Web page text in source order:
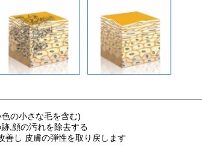
の小さな毛を含む)
,顔の汚れを除去する
善し 皮膚の弾性を取り戻します